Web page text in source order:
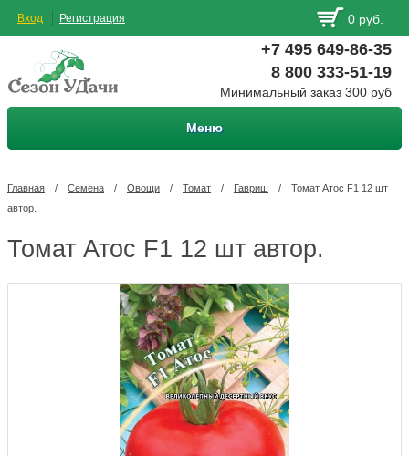
Вход Регистрация 0 руб.
+7 495 649-86-35
8 800 333-51-19
Минимальный заказ 300 руб
Меню
Главная / Семена / Овощи / Томат / Гавриш /
Томат Атос F1 12 шт
автор.
Томат Атос F1 12 шт автор.